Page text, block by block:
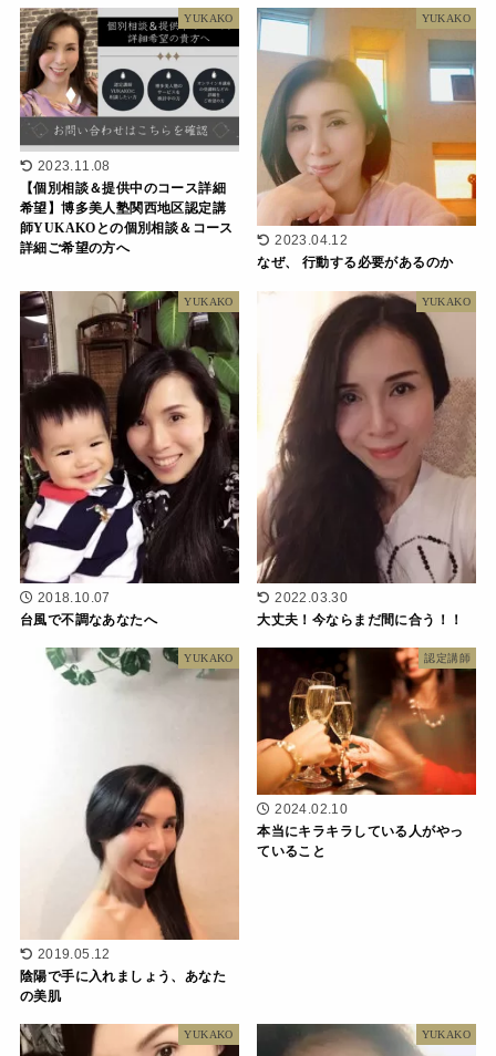
YUKAKO
2023.11.08
【個別相談＆提供中のコース詳細
希望】博多美人塾関西地区認定講
師YUKAKOとの個別相談＆コース
詳細ご希望の方へ
YUKAKO
2023.04.12
なぜ、 行動する必要があるのか
YUKAKO
2018.10.07
台風で不調なあなたへ
YUKAKO
2022.03.30
大丈夫！今ならまだ間に合う！！
YUKAKO
2019.05.12
陰陽で手に入れましょう、あなた
の美肌
認定講師
2024.02.10
本当にキラキラしている人がやっ
ていること
YUKAKO YUKAKO